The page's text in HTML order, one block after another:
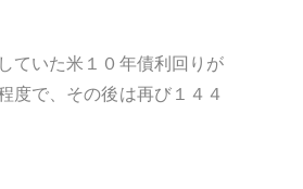
ていた米１０年債利回りが
度で、その後は再び１４４